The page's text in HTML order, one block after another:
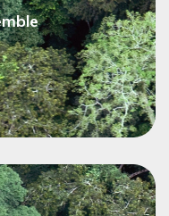
certification >>